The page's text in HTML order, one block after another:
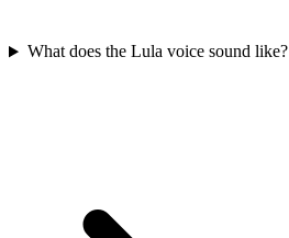
What does the Lula voice sound like?